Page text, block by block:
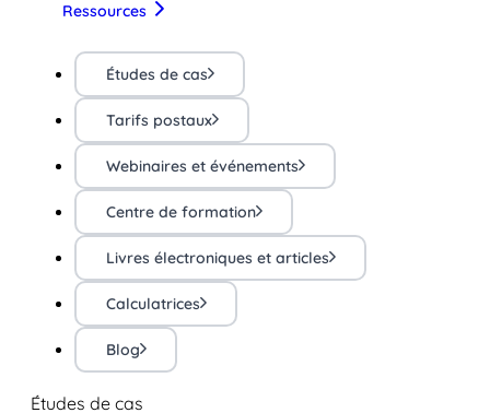
Ressources
Études de cas
Tarifs postaux
Webinaires et événements
Centre de formation
Livres électroniques et articles
Calculatrices
Blog
Études de cas